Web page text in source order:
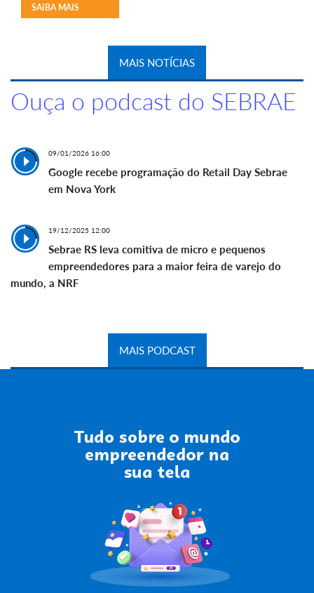
SAIBA MAIS
MAIS NOTÍCIAS
Ouça o podcast do SEBRAE
09/01/2026 16:00
Google recebe programação do Retail Day Sebrae
em Nova York
19/12/2025 12:00
Sebrae RS leva comitiva de micro e pequenos
empreendedores para a maior feira de varejo do
mundo, a NRF
MAIS PODCAST